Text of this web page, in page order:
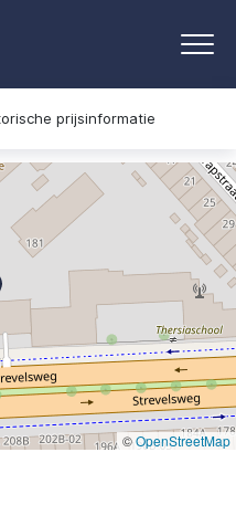
prijsinformatie
©OpenStreetMap